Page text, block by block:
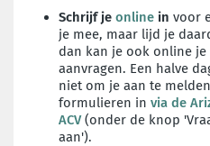
Schrijf je online in voor
je mee, maar lijd je
dan kan je ook online
aanvragen. Een halve
niet om je aan te
formulieren in via de
ACV(onder de knop
aan').